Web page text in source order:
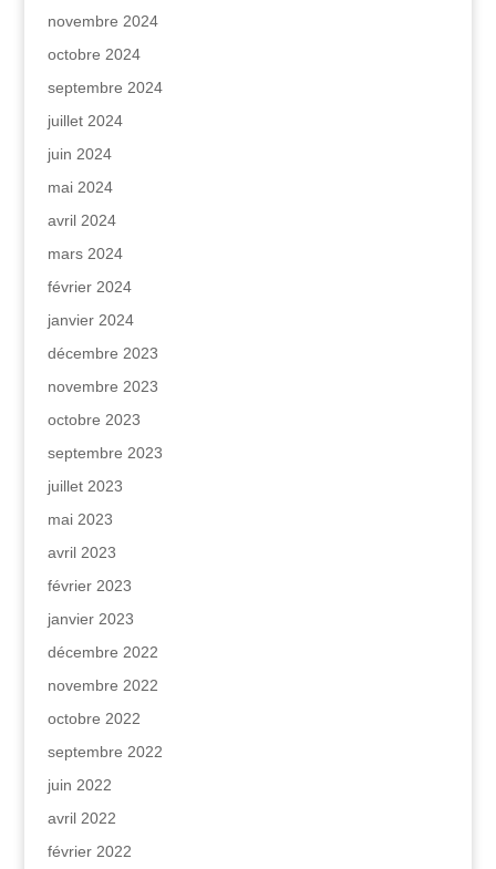
novembre 2024
octobre 2024
septembre 2024
juillet 2024
juin 2024
mai 2024
avril 2024
mars 2024
février 2024
janvier 2024
décembre 2023
novembre 2023
octobre 2023
septembre 2023
juillet 2023
mai 2023
avril 2023
février 2023
janvier 2023
décembre 2022
novembre 2022
octobre 2022
septembre 2022
juin 2022
avril 2022
février 2022